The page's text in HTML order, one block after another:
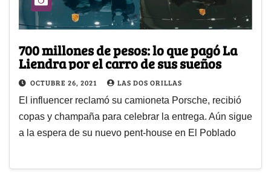
700 millones de pesos: lo que pagó La
Liendra por el carro de sus sueños
OCTUBRE 26, 2021 LAS DOS ORILLAS
El influencer reclamó su camioneta Porsche, recibió
copas y champaña para celebrar la entrega. Aún sigue
a la espera de su nuevo pent-house en El Poblado